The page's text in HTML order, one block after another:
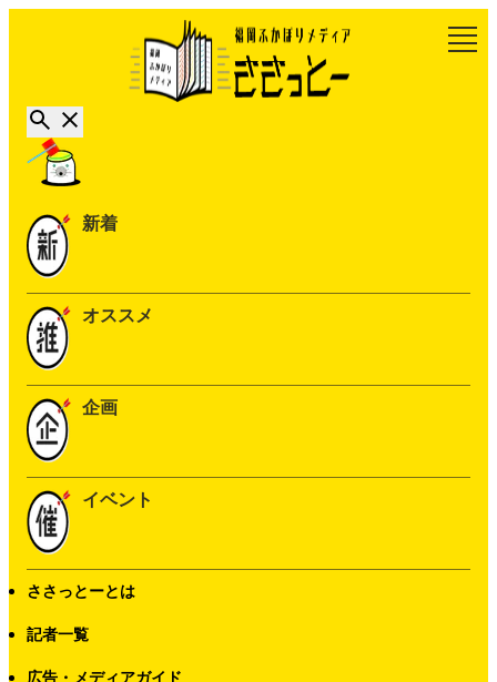
新着
オススメ
企画
イベント
ささっとーとは
記者一覧
広告・メディアガイド